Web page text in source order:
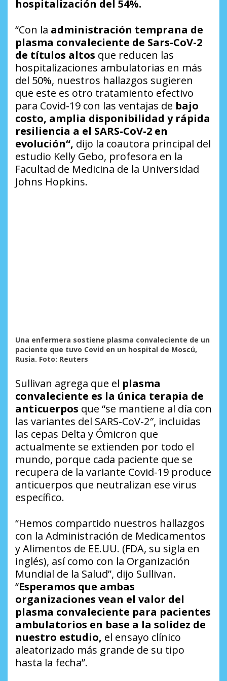
hospitalización del 54%.
“Con la administración temprana de
plasma convaleciente de Sars-CoV-2
de títulos altos que reducen las
hospitalizaciones ambulatorias en más
del 50%, nuestros hallazgos sugieren
que este es otro tratamiento efectivo
para Covid-19 con las ventajas de bajo
costo, amplia disponibilidad y rápida
resiliencia a el SARS-CoV-2 en
evolución“, dijo la coautora principal del
estudio Kelly Gebo, profesora en la
Facultad de Medicina de la Universidad
Johns Hopkins.
Una enfermera sostiene plasma convaleciente de un
paciente que tuvo Covid en un hospital de Moscú,
Rusia. Foto: Reuters
Sullivan agrega que el plasma
convaleciente es la única terapia de
anticuerpos que “se mantiene al día con
las variantes del SARS-CoV-2″, incluidas
las cepas Delta y Ómicron que
actualmente se extienden por todo el
mundo, porque cada paciente que se
recupera de la variante Covid-19 produce
anticuerpos que neutralizan ese virus
específico.
“Hemos compartido nuestros hallazgos
con la Administración de Medicamentos
y Alimentos de EE.UU. (FDA, su sigla en
inglés), así como con la Organización
Mundial de la Salud”, dijo Sullivan.
“Esperamos que ambas
organizaciones vean el valor del
plasma convaleciente para pacientes
ambulatorios en base a la solidez de
nuestro estudio, el ensayo clínico
aleatorizado más grande de su tipo
hasta la fecha”.